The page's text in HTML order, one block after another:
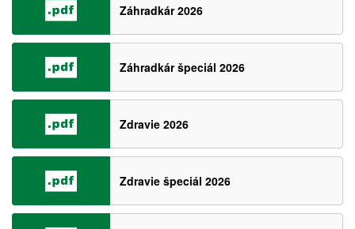
Záhradkár 2026
Záhradkár špeciál 2026
Zdravie 2026
Zdravie špeciál 2026